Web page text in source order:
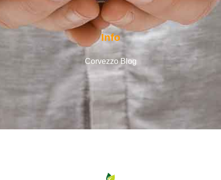
Info
Corvezzo Blog